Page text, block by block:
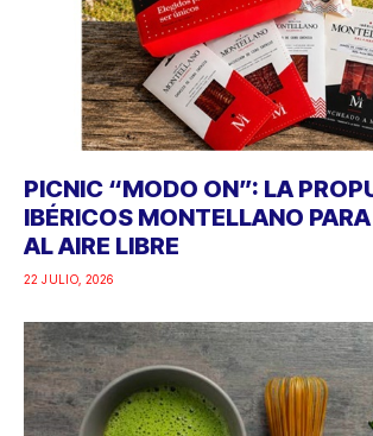
PICNIC “MODO ON”: LA
IBÉRICOS MONTELLANO
AL AIRE LIBRE
22 JULIO, 2026